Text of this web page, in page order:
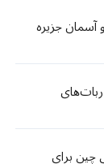
جزیره
برای